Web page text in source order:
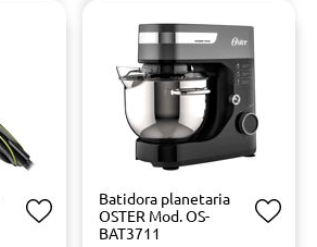
Batidora planetaria
OSTER Mod. OS-
BAT3711